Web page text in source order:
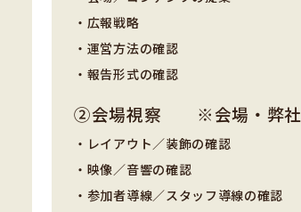
・広報戦略
・運営方法の確認
・報告形式の確認
②会場視察 ※会場・弊社
・レイアウト／装飾の確認
・映像／音響の確認
・参加者導線／スタッフ導線の確認